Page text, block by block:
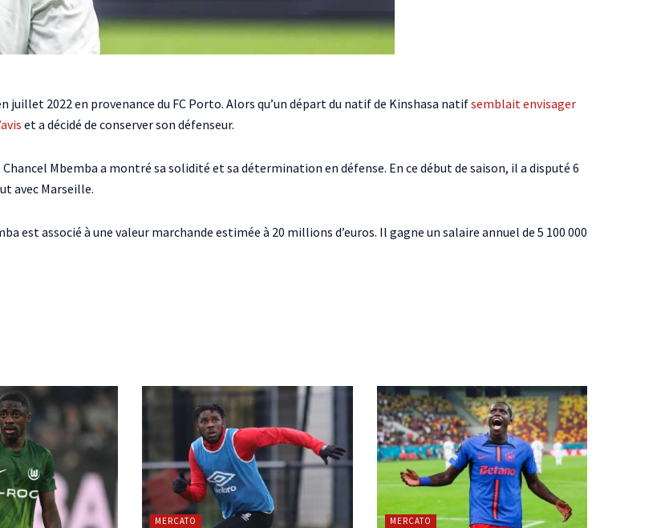
juillet 2022 en provenance du FC Porto. Alors qu’un départ du natif de Kinshasa natifsemblait envisager
et a décidé de conserver son défenseur.
Mbemba a montré sa solidité et sa détermination en défense. En ce début de saison, il a disputé 6
avec Marseille.
est associé à une valeur marchande estimée à 20 millions d’euros. Il gagne un salaire annuel de 5 100 000
MERCATO MERCATO